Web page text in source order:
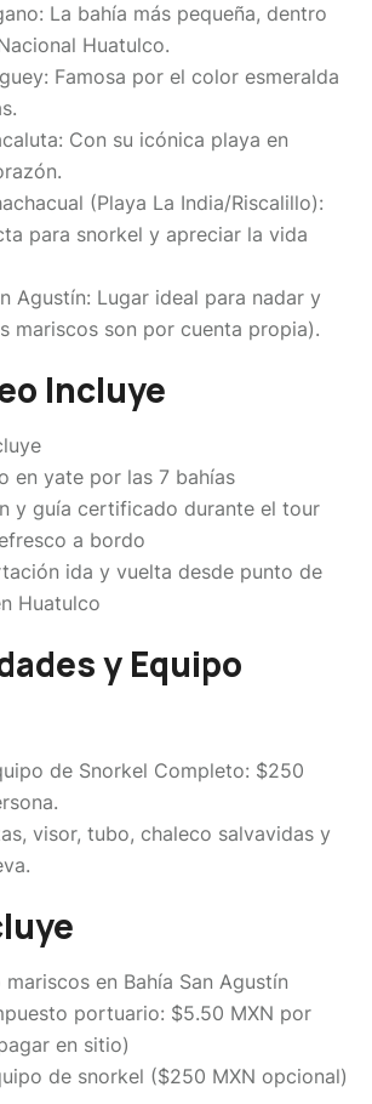
La bahía más pequeña, dentro
Huatulco.
Famosa por el color esmeralda
Con su icónica playa en
(Playa La India/Riscalillo):
para snorkel y apreciar la vida
Agustín: Lugar ideal para nadar y
mariscos son por cuenta propia).
Incluye
en yate por las 7 bahías
y guía certificado durante el tour
a bordo
ida y vuelta desde punto de
Huatulco
y Equipo
de Snorkel Completo: $250
visor, tubo, chaleco salvavidas y
en Bahía San Agustín
portuario: $5.50 MXN por
en sitio)
de snorkel ($250 MXN opcional)